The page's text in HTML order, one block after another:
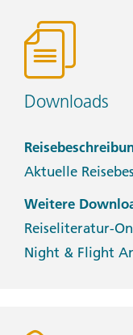
Downloads
Aktuelle
Weitere
Reiseliteratur-
Night & Flight